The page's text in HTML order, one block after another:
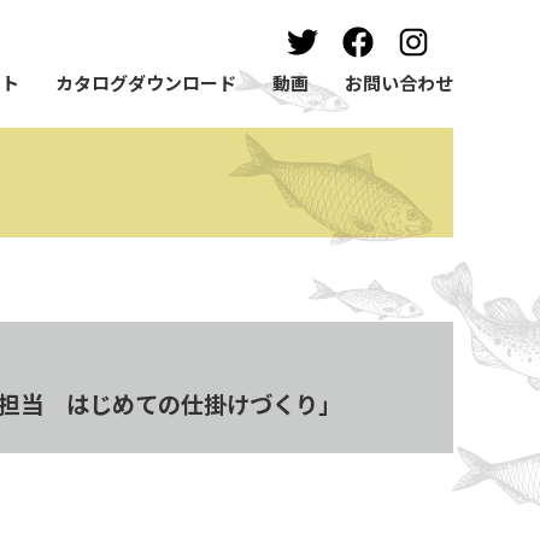
カタログダウンロード 動画 お問い合わせ
当 はじめての仕掛けづくり」